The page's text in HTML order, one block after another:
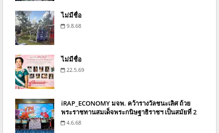
ไม่มีชื่อ
9.8.68
ไม่มีชื่อ
22.5.69
iRAP_ECONOMY มจพ. คว้ารางวัลชนะเลิศ ถ้วย
พระราชทานสมเด็จพระกนิษฐาธิราชฯ เป็นสมัยที่ 2
4.6.68